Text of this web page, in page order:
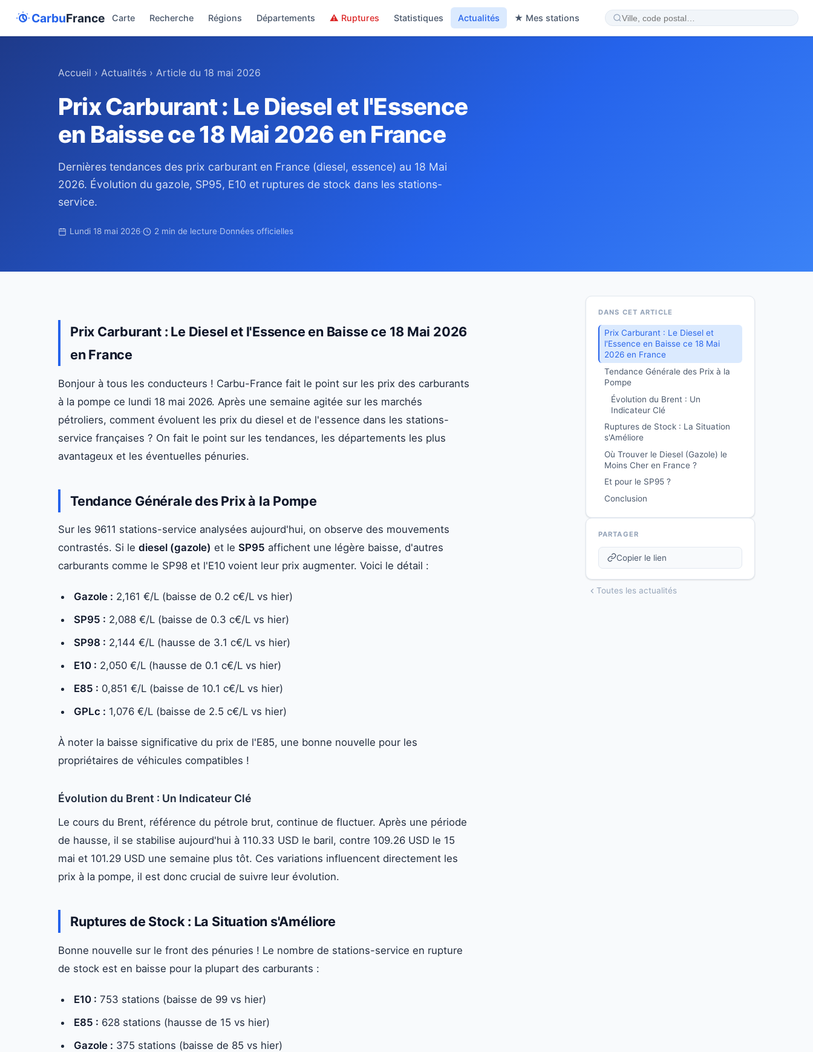
CarbuFrance Carte Recherche Régions Départements ⚠ Ruptures Statistiques Actualités ★ Mes stations
Accueil › Actualités › Article du 18 mai 2026
Prix Carburant : Le Diesel et l'Essence
en Baisse ce 18 Mai 2026 en France
Dernières tendances des prix carburant en France (diesel, essence) au 18 Mai
2026. Évolution du gazole, SP95, E10 et ruptures de stock dans les stations-
service.
Lundi 18 mai 2026· 2 min de lecture·Données officielles
Prix Carburant : Le Diesel et l'Essence en Baisse ce 18 Mai 2026
en France
Bonjour à tous les conducteurs ! Carbu-France fait le point sur les prix des carburants
à la pompe ce lundi 18 mai 2026. Après une semaine agitée sur les marchés
pétroliers, comment évoluent les prix du diesel et de l'essence dans les stations-
service françaises ? On fait le point sur les tendances, les départements les plus
avantageux et les éventuelles pénuries.
Tendance Générale des Prix à la Pompe
Sur les 9611 stations-service analysées aujourd'hui, on observe des mouvements
contrastés. Si le diesel (gazole) et le SP95 affichent une légère baisse, d'autres
carburants comme le SP98 et l'E10 voient leur prix augmenter. Voici le détail :
Gazole : 2,161 €/L (baisse de 0.2 c€/L vs hier)
SP95 : 2,088 €/L (baisse de 0.3 c€/L vs hier)
SP98 : 2,144 €/L (hausse de 3.1 c€/L vs hier)
E10 : 2,050 €/L (hausse de 0.1 c€/L vs hier)
E85 : 0,851 €/L (baisse de 10.1 c€/L vs hier)
GPLc : 1,076 €/L (baisse de 2.5 c€/L vs hier)
À noter la baisse significative du prix de l'E85, une bonne nouvelle pour les
propriétaires de véhicules compatibles !
Évolution du Brent : Un Indicateur Clé
Le cours du Brent, référence du pétrole brut, continue de fluctuer. Après une période
de hausse, il se stabilise aujourd'hui à 110.33 USD le baril, contre 109.26 USD le 15
mai et 101.29 USD une semaine plus tôt. Ces variations influencent directement les
prix à la pompe, il est donc crucial de suivre leur évolution.
Ruptures de Stock : La Situation s'Améliore
Bonne nouvelle sur le front des pénuries ! Le nombre de stations-service en rupture
de stock est en baisse pour la plupart des carburants :
E10 : 753 stations (baisse de 99 vs hier)
E85 : 628 stations (hausse de 15 vs hier)
Gazole : 375 stations (baisse de 85 vs hier)
DANS CET ARTICLE
Prix Carburant : Le Diesel et
l'Essence en Baisse ce 18 Mai
2026 en France
Tendance Générale des Prix à la
Pompe
Évolution du Brent : Un
Indicateur Clé
Ruptures de Stock : La Situation
s'Améliore
Où Trouver le Diesel (Gazole) le
Moins Cher en France ?
Et pour le SP95 ?
Conclusion
PARTAGER
Copier le lien
Toutes les actualités